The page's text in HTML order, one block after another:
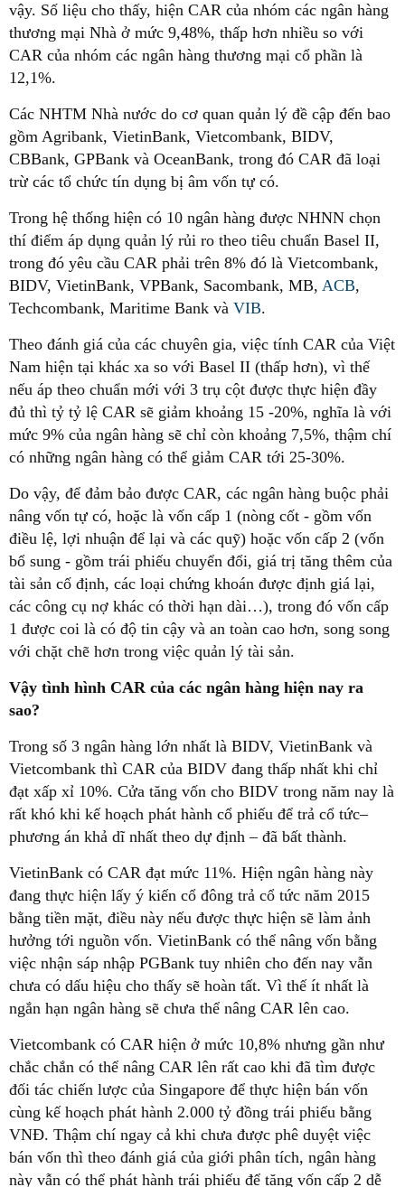
vậy. Số liệu cho thấy, hiện CAR của nhóm các ngân hàng
thương mại Nhà ở mức 9,48%, thấp hơn nhiều so với
CAR của nhóm các ngân hàng thương mại cổ phần là
12,1%.
Các NHTM Nhà nước do cơ quan quản lý đề cập đến bao
gồm Agribank, VietinBank, Vietcombank, BIDV,
CBBank, GPBank và OceanBank, trong đó CAR đã loại
trừ các tổ chức tín dụng bị âm vốn tự có.
Trong hệ thống hiện có 10 ngân hàng được NHNN chọn
thí điểm áp dụng quản lý rủi ro theo tiêu chuẩn Basel II,
trong đó yêu cầu CAR phải trên 8% đó là Vietcombank,
BIDV, VietinBank, VPBank, Sacombank, MB, ACB,
Techcombank, Maritime Bank và VIB.
Theo đánh giá của các chuyên gia, việc tính CAR của Việt
Nam hiện tại khác xa so với Basel II (thấp hơn), vì thế
nếu áp theo chuẩn mới với 3 trụ cột được thực hiện đầy
đủ thì tỷ tỷ lệ CAR sẽ giảm khoảng 15 -20%, nghĩa là với
mức 9% của ngân hàng sẽ chỉ còn khoảng 7,5%, thậm chí
có những ngân hàng có thể giảm CAR tới 25-30%.
Do vậy, để đảm bảo được CAR, các ngân hàng buộc phải
nâng vốn tự có, hoặc là vốn cấp 1 (nòng cốt - gồm vốn
điều lệ, lợi nhuận để lại và các quỹ) hoặc vốn cấp 2 (vốn
bổ sung - gồm trái phiếu chuyển đổi, giá trị tăng thêm của
tài sản cố định, các loại chứng khoán được định giá lại,
các công cụ nợ khác có thời hạn dài…), trong đó vốn cấp
1 được coi là có độ tin cậy và an toàn cao hơn, song song
với chặt chẽ hơn trong việc quản lý tài sản.
Vậy tình hình CAR của các ngân hàng hiện nay ra
sao?
Trong số 3 ngân hàng lớn nhất là BIDV, VietinBank và
Vietcombank thì CAR của BIDV đang thấp nhất khi chỉ
đạt xấp xỉ 10%. Cửa tăng vốn cho BIDV trong năm nay là
rất khó khi kế hoạch phát hành cổ phiếu để trả cổ tức–
phương án khả dĩ nhất theo dự định – đã bất thành.
VietinBank có CAR đạt mức 11%. Hiện ngân hàng này
đang thực hiện lấy ý kiến cổ đông trả cổ tức năm 2015
bằng tiền mặt, điều này nếu được thực hiện sẽ làm ảnh
hưởng tới nguồn vốn. VietinBank có thể nâng vốn bằng
việc nhận sáp nhập PGBank tuy nhiên cho đến nay vẫn
chưa có dấu hiệu cho thấy sẽ hoàn tất. Vì thế ít nhất là
ngắn hạn ngân hàng sẽ chưa thể nâng CAR lên cao.
Vietcombank có CAR hiện ở mức 10,8% nhưng gần như
chắc chắn có thể nâng CAR lên rất cao khi đã tìm được
đối tác chiến lược của Singapore để thực hiện bán vốn
cùng kế hoạch phát hành 2.000 tỷ đồng trái phiếu bằng
VNĐ. Thậm chí ngay cả khi chưa được phê duyệt việc
bán vốn thì theo đánh giá của giới phân tích, ngân hàng
này vẫn có thể phát hành trái phiếu để tăng vốn cấp 2 dễ